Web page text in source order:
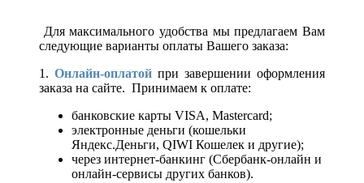
Для максимального удобства мы предлагаем Вам
следующие варианты оплаты Вашего заказа:
1. Онлайн-оплатой при завершении оформления
заказа на сайте. Принимаем к оплате:
банковские карты VISA, Mastercard;
электронные деньги (кошельки
Яндекс.Деньги, QIWI Кошелек и другие);
через интернет-банкинг (Сбербанк-онлайн и
онлайн-сервисы других банков).